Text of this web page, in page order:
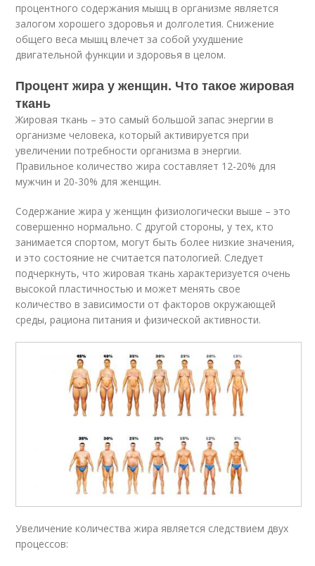
процентного содержания мышц в организме является
залогом хорошего здоровья и долголетия. Снижение
общего веса мышц влечет за собой ухудшение
двигательной функции и здоровья в целом.
Процент жира у женщин. Что такое жировая
ткань
Жировая ткань – это самый большой запас энергии в
организме человека, который активируется при
увеличении потребности организма в энергии.
Правильное количество жира составляет 12-20% для
мужчин и 20-30% для женщин.
Содержание жира у женщин физиологически выше – это
совершенно нормально. С другой стороны, у тех, кто
занимается спортом, могут быть более низкие значения,
и это состояние не считается патологией. Следует
подчеркнуть, что жировая ткань характеризуется очень
высокой пластичностью и может менять свое
количество в зависимости от факторов окружающей
среды, рациона питания и физической активности.
Увеличение количества жира является следствием двух
процессов: